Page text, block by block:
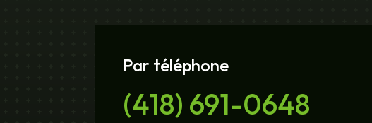
Par téléphone
(418) 691-0648